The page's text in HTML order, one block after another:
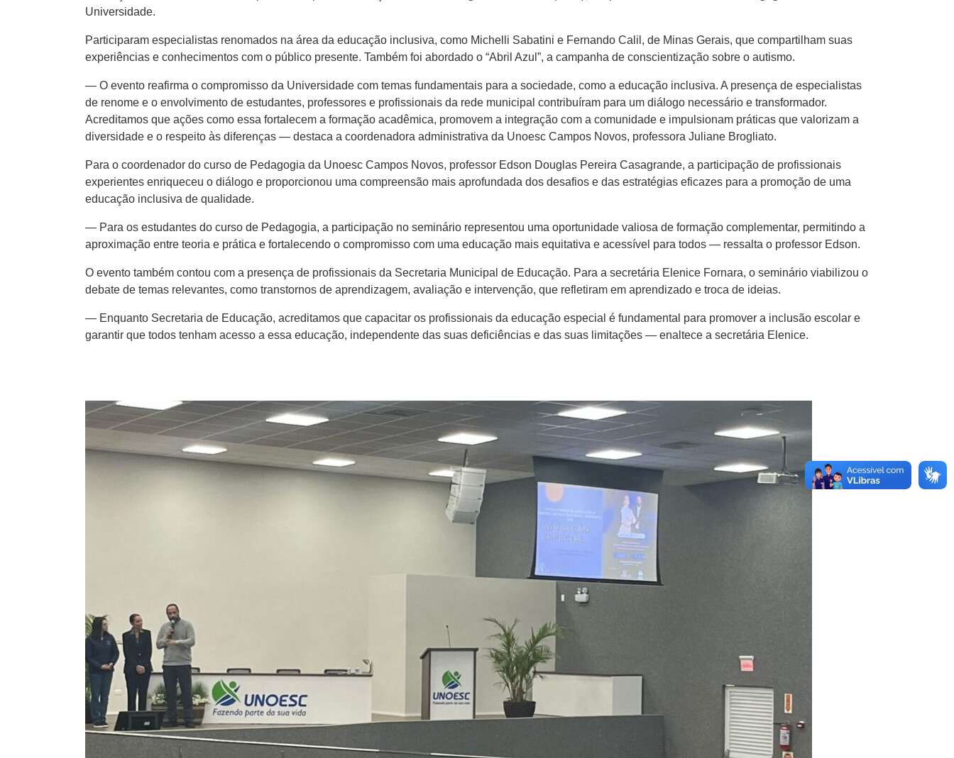
Universidade.
Participaram especialistas renomados na área da educação inclusiva, como Michelli Sabatini e Fernando Calil, de Minas Gerais, que compartilham suas
experiências e conhecimentos com o público presente. Também foi abordado o “Abril Azul”, a campanha de conscientização sobre o autismo.
— O evento reafirma o compromisso da Universidade com temas fundamentais para a sociedade, como a educação inclusiva. A presença de especialistas
de renome e o envolvimento de estudantes, professores e profissionais da rede municipal contribuíram para um diálogo necessário e transformador.
Acreditamos que ações como essa fortalecem a formação acadêmica, promovem a integração com a comunidade e impulsionam práticas que valorizam a
diversidade e o respeito às diferenças — destaca a coordenadora administrativa da Unoesc Campos Novos, professora Juliane Brogliato.
Para o coordenador do curso de Pedagogia da Unoesc Campos Novos, professor Edson Douglas Pereira Casagrande, a participação de profissionais
experientes enriqueceu o diálogo e proporcionou uma compreensão mais aprofundada dos desafios e das estratégias eficazes para a promoção de uma
educação inclusiva de qualidade.
— Para os estudantes do curso de Pedagogia, a participação no seminário representou uma oportunidade valiosa de formação complementar, permitindo a
aproximação entre teoria e prática e fortalecendo o compromisso com uma educação mais equitativa e acessível para todos — ressalta o professor Edson.
O evento também contou com a presença de profissionais da Secretaria Municipal de Educação. Para a secretária Elenice Fornara, o seminário viabilizou o
debate de temas relevantes, como transtornos de aprendizagem, avaliação e intervenção, que refletiram em aprendizado e troca de ideias.
— Enquanto Secretaria de Educação, acreditamos que capacitar os profissionais da educação especial é fundamental para promover a inclusão escolar e
garantir que todos tenham acesso a essa educação, independente das suas deficiências e das suas limitações — enaltece a secretária Elenice.